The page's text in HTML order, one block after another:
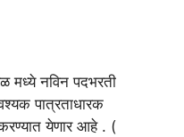
मध्ये नविन पदभरती
पात्रताधारक
करण्यात येणार आहे . (